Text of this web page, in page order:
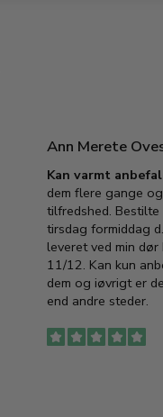
Ann Merete
Kan varmt
dem flere gange
tilfredshed.
tirsdag formiddag
leveret ved min
11/12. Kan kun
dem og iøvrigt er
end andre steder.